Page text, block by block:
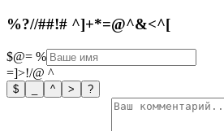
%?//##!# ^]+*=@^&<^[
$@= %
=]>!/@ ^
$ ^ > ?